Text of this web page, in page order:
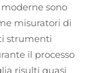
sono
misuratori di
strumenti
il processo
risulti quasi